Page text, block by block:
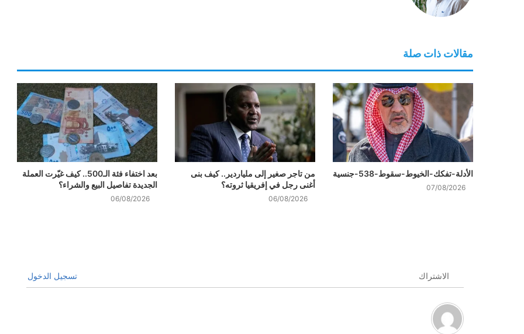
مقالات ذات صلة
الأدلة-تفكك-الخيوط-سقوط-538-جنسية
07/08/2026
من تاجر صغير إلى ملياردير.. كيف بنى
أغنى رجل في إفريقيا ثروته؟
06/08/2026
بعد اختفاء فئة الـ500.. كيف غيّرت العملة
الجديدة تفاصيل البيع والشراء؟
06/08/2026
الاشتراك تسجيل الدخول